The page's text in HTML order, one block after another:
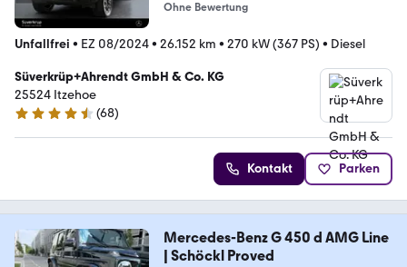
Ohne Bewertung
Unfallfrei • EZ 08/2024• 26.152 km • 270 kW (367 PS) • Diesel
Süverkrüp+Ahrendt GmbH & Co. KG
25524 Itzehoe
4.4 Sterne
(68)
Kontakt Parken
Mercedes-Benz G 450 d AMG Line
| Schöckl Proved